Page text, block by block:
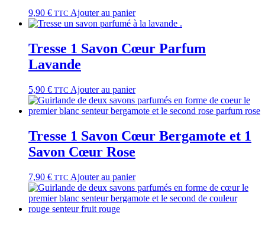
9,90 € TTC Ajouter au panier
Tresse 1 Savon Cœur Parfum
Lavande
5,90 € TTC Ajouter au panier
Tresse 1 Savon Cœur Bergamote et 1
Savon Cœur Rose
7,90 € TTC Ajouter au panier